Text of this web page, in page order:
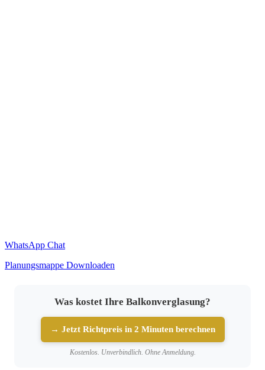
WhatsApp Chat
Planungsmappe Downloaden
Was kostet Ihre Balkonverglasung?
→ Jetzt Richtpreis in 2 Minuten berechnen
Kostenlos. Unverbindlich. Ohne Anmeldung.